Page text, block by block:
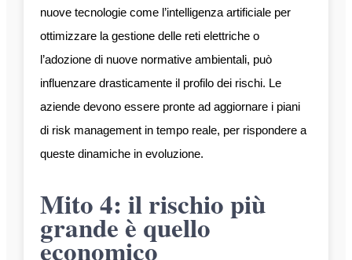
nuove tecnologie come l’intelligenza artificiale per
ottimizzare la gestione delle reti elettriche o
l’adozione di nuove normative ambientali, può
influenzare drasticamente il profilo dei rischi. Le
aziende devono essere pronte ad aggiornare i piani
di risk management in tempo reale, per rispondere a
queste dinamiche in evoluzione.
Mito 4: il rischio più
grande è quello
economico